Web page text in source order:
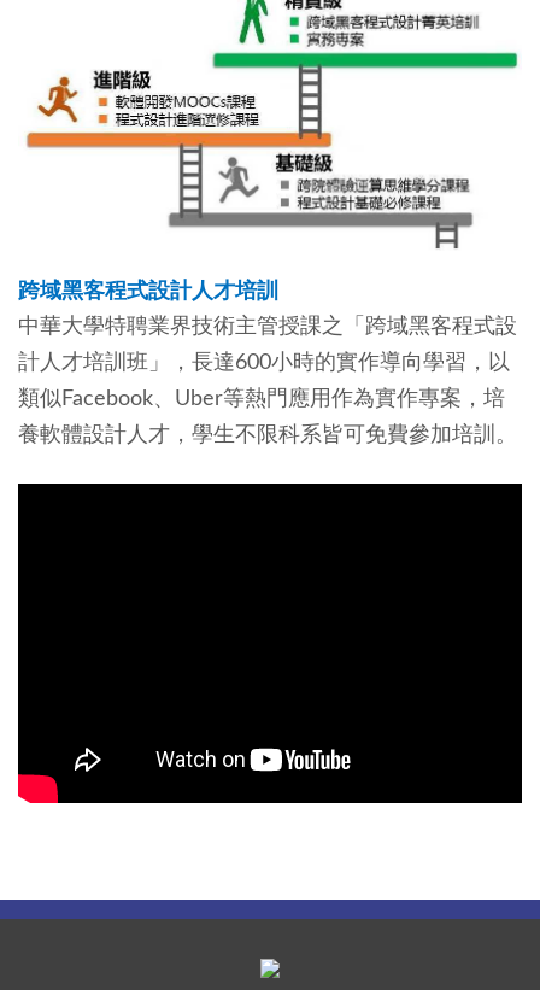
跨域黑客程式設計人才培訓
中華大學特聘業界技術主管授課之「跨域黑客程式設
計人才培訓班」，長達600小時的實作導向學習，以
類似Facebook、Uber等熱門應用作為實作專案，培
養軟體設計人才，學生不限科系皆可免費參加培訓。